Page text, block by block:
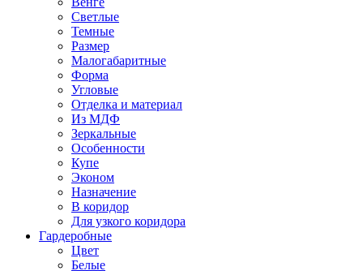
Светлые
Темные
Размер
Малогабаритные
Форма
Угловые
Отделка и материал
Из МДФ
Зеркальные
Особенности
Купе
Эконом
Назначение
В коридор
Для узкого коридора
Гардеробные
Цвет
Белые